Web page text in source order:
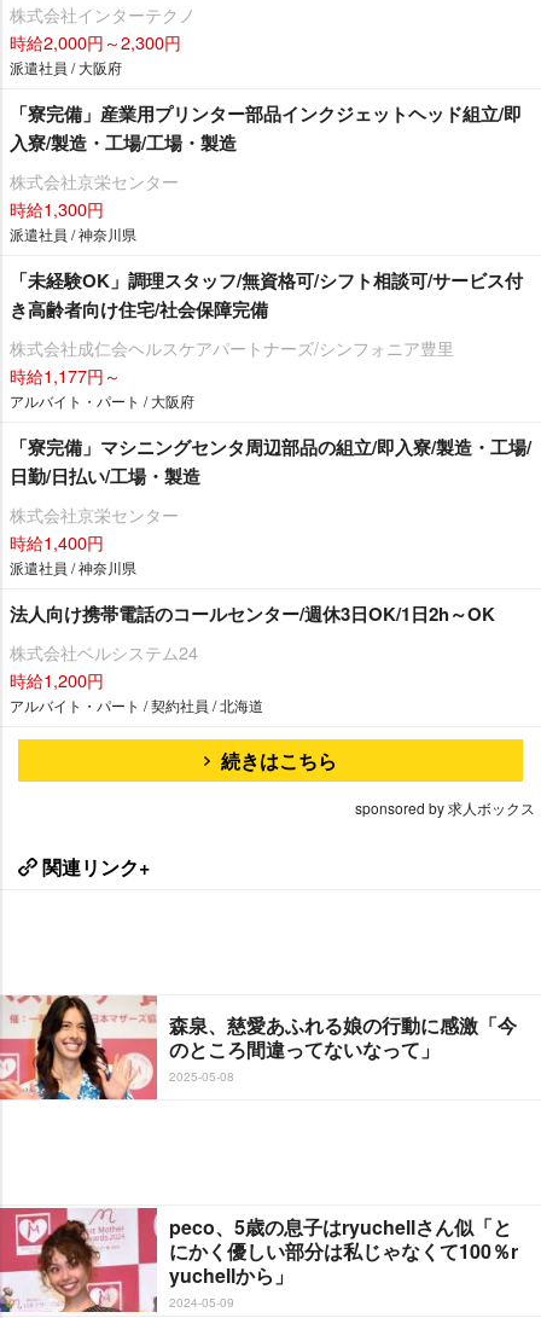
株式会社インターテクノ
時給2,000円～2,300円
派遣社員 / 大阪府
「寮完備」産業用プリンター部品インクジェットヘッド組立/即
入寮/製造・工場/工場・製造
株式会社京栄センター
時給1,300円
派遣社員 / 神奈川県
「未経験OK」調理スタッフ/無資格可/シフト相談可/サービス付
き高齢者向け住宅/社会保障完備
株式会社成仁会ヘルスケアパートナーズ/シンフォニア豊里
時給1,177円～
アルバイト・パート / 大阪府
「寮完備」マシニングセンタ周辺部品の組立/即入寮/製造・工場/
日勤/日払い/工場・製造
株式会社京栄センター
時給1,400円
派遣社員 / 神奈川県
法人向け携帯電話のコールセンター/週休3日OK/1日2h～OK
株式会社ベルシステム24
時給1,200円
アルバイト・パート / 契約社員 / 北海道
続きはこちら
sponsored by 求人ボックス
関連リンク+
森泉、慈愛あふれる娘の行動に感激「今
のところ間違ってないなって」
2025-05-08
peco、5歳の息子はryuchellさん似「と
にかく優しい部分は私じゃなくて100％r
yuchellから」
2024-05-09